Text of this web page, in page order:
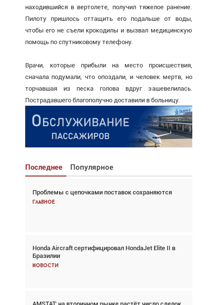
находившийся в вертолете, получил тяжелое ранение.
Пилоту пришлось оттащить его подальше от воды,
чтобы его не съели крокодилы и вызвал медицинскую
помощь по спутниковому телефону.
Врачи, которые прибыли на место происшествия,
сначала подумали, что опоздали, и человек мертв, но
торчавшая из песка голова вдруг зашевелилась.
Пострадавшего благополучно доставили в больницу.
Последнее Популярное
Проблемы с цепочками поставок сохраняются
Главное
Honda Aircraft сертифицировал HondaJet Elite II в
Бразилии
Новости
Взгляд с высоты: тандем вертолётов и БПЛА в
спасательных операциях
Авиационный фотограф Дэйв Кох: «Фотография
говорит сама за себя... а ИИ всё портит»
Новости